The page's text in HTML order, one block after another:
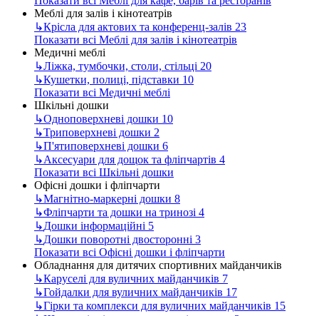
Меблі для залів і кінотеатрів
↳Крісла для актових та конференц-залів 23
Показати всі Меблі для залів і кінотеатрів
Медичні меблі
↳Ліжка, тумбочки, столи, стільці 20
↳Кушетки, полиці, підставки 10
Показати всі Медичні меблі
Шкільні дошки
↳Одноповерхневі дошки 10
↳Триповерхневі дошки 2
↳П'ятиповерхневі дошки 6
↳Аксесуари для дощок та фліпчартів 4
Показати всі Шкільні дошки
Офісні дошки і фліпчарти
↳Магнітно-маркерні дошки 8
↳Фліпчарти та дошки на тринозі 4
↳Дошки інформаційні 5
↳Дошки поворотні двосторонні 3
Показати всі Офісні дошки і фліпчарти
Обладнання для дитячих спортивних майданчиків
↳Каруселі для вуличних майданчиків 7
↳Гойдалки для вуличних майданчиків 17
↳Гірки та комплекси для вуличних майданчиків 15